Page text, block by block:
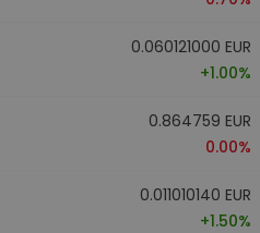
0.060121000 EUR
+1.00%
0.864759 EUR
0.00%
0.011010140 EUR
+1.50%